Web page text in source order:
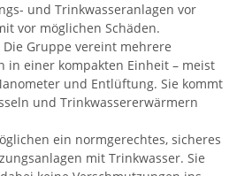
und Trinkwasseranlagen vor
vor möglichen Schäden.
Die Gruppe vereint mehrere
in einer kompakten Einheit – meist
und Entlüftung. Sie kommt
und Trinkwassererwärmern
ein normgerechtes, sicheres
mit Trinkwasser. Sie